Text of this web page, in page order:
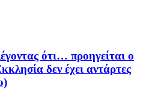
ότι… προηγείται ο
δεν έχει αντάρτες